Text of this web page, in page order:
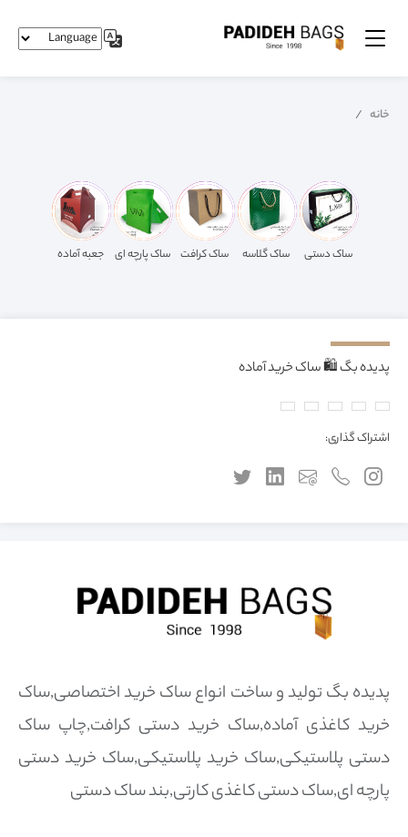
خانه
ساک دستی ساک گلاسه ساک کرافت ساک پارچه ای جعبه آماده
پدیده بگ 🛍️ ساک خرید آماده
اشتراک گذاری:
پدیده بگ تولید و ساخت انواع ساک خرید اختصاصی,ساک
خرید کاغذی آماده,ساک خرید دستی کرافت,چاپ ساک
دستی پلاستیکی,ساک خرید پلاستیکی,ساک خرید دستی
پارچه ای,ساک دستی کاغذی کارتی,بند ساک دستی